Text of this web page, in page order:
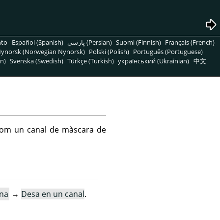
Español (Spanish) پارسی (Persian) Suomi (Finnish) Français (French)
(Norwegian Nynorsk) Polski (Polish) Português (Portuguese)
Svenska (Swedish) Türkçe (Turkish) український (Ukrainian) 中文
un canal de màscara de
→ Desa en un canal.